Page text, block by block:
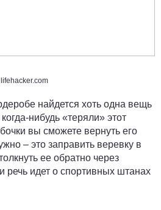
lifehacker.com
найдется хоть одна вещь
нибудь «теряли» этот
вы сможете вернуть его
– это заправить веревку в
ее обратно через
речь идет о спортивных штанах